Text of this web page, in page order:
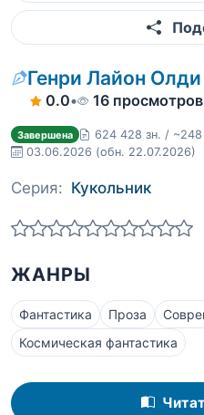
Генри Лайон Олди
0.0• 16 просмотров
Завершена
624 428 зн. / ~248
03.06.2026 (обн. 22.07.2026)
Серия: Кукольник
ЖАНРЫ
Фантастика Проза
Космическая фантастика